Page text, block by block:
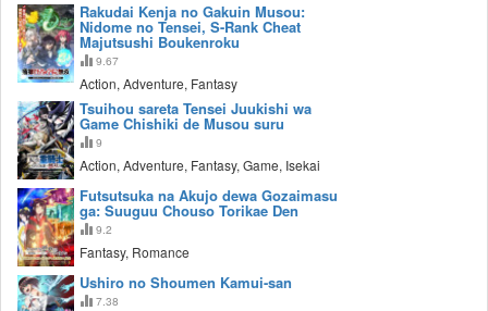
Rakudai Kenja no Gakuin Musou:
Nidome no Tensei, S-Rank Cheat
Majutsushi Boukenroku
9.67
Action, Adventure, Fantasy
Tsuihou sareta Tensei Juukishi wa
Game Chishiki de Musou suru
9
Action, Adventure, Fantasy, Game, Isekai
Futsutsuka na Akujo dewa Gozaimasu
ga: Suuguu Chouso Torikae Den
9.2
Fantasy, Romance
Ushiro no Shoumen Kamui-san
7.38